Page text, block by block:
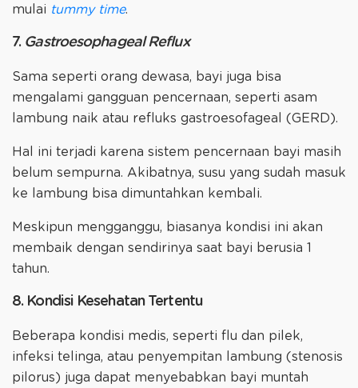
mulai tummy time.
7. Gastroesophageal Reflux
Sama seperti orang dewasa, bayi juga bisa
mengalami gangguan pencernaan, seperti asam
lambung naik atau refluks gastroesofageal (GERD).
Hal ini terjadi karena sistem pencernaan bayi masih
belum sempurna. Akibatnya, susu yang sudah masuk
ke lambung bisa dimuntahkan kembali.
Meskipun mengganggu, biasanya kondisi ini akan
membaik dengan sendirinya saat bayi berusia 1
tahun.
8. Kondisi Kesehatan Tertentu
Beberapa kondisi medis, seperti flu dan pilek,
infeksi telinga, atau penyempitan lambung (stenosis
pilorus) juga dapat menyebabkan bayi muntah